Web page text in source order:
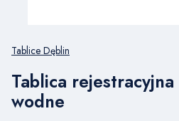
Tablice Dęblin
Tablica
wodne